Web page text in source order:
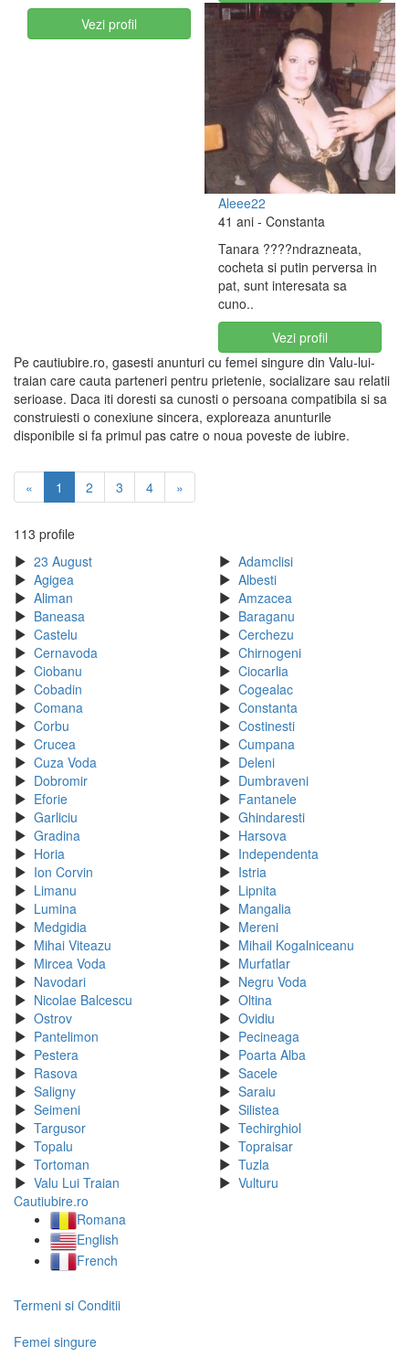
Vezi profil
Aleee22
41 ani - Constanta
Tanara ????ndrazneata,
cocheta si putin perversa in
pat, sunt interesata sa
cuno..
Vezi profil
Pe cautiubire.ro, gasesti anunturi cu femei singure din Valu-lui-
traian care cauta parteneri pentru prietenie, socializare sau relatii
serioase. Daca iti doresti sa cunosti o persoana compatibila si sa
construiesti o conexiune sincera, exploreaza anunturile
disponibile si fa primul pas catre o noua poveste de iubire.
« 1 2 3 4 »
113 profile
23 August
Adamclisi
Agigea
Albesti
Aliman
Amzacea
Baneasa
Baraganu
Castelu
Cerchezu
Cernavoda
Chirnogeni
Ciobanu
Ciocarlia
Cobadin
Cogealac
Comana
Constanta
Corbu
Costinesti
Crucea
Cumpana
Cuza Voda
Deleni
Dobromir
Dumbraveni
Eforie
Fantanele
Garliciu
Ghindaresti
Gradina
Harsova
Horia
Independenta
Ion Corvin
Istria
Limanu
Lipnita
Lumina
Mangalia
Medgidia
Mereni
Mihai Viteazu
Mihail Kogalniceanu
Mircea Voda
Murfatlar
Navodari
Negru Voda
Nicolae Balcescu
Oltina
Ostrov
Ovidiu
Pantelimon
Pecineaga
Pestera
Poarta Alba
Rasova
Sacele
Saligny
Saraiu
Seimeni
Silistea
Targusor
Techirghiol
Topalu
Topraisar
Tortoman
Tuzla
Valu Lui Traian
Vulturu
Cautiubire.ro
Romana
English
French
Termeni si Conditii
Femei singure